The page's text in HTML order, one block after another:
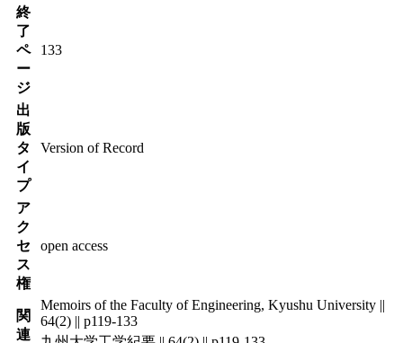
終
了
ペ
ー
ジ
133
出
版
タ
イ
プ
Version of Record
ア
ク
セ
ス
権
open access
関
連
Memoirs of the Faculty of Engineering, Kyushu University ||
64(2) || p119-133